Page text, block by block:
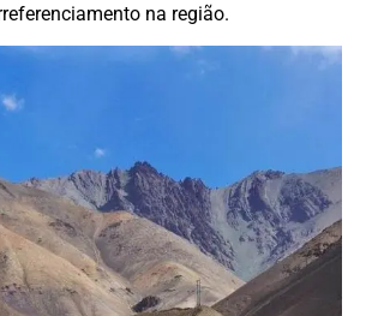
na região.